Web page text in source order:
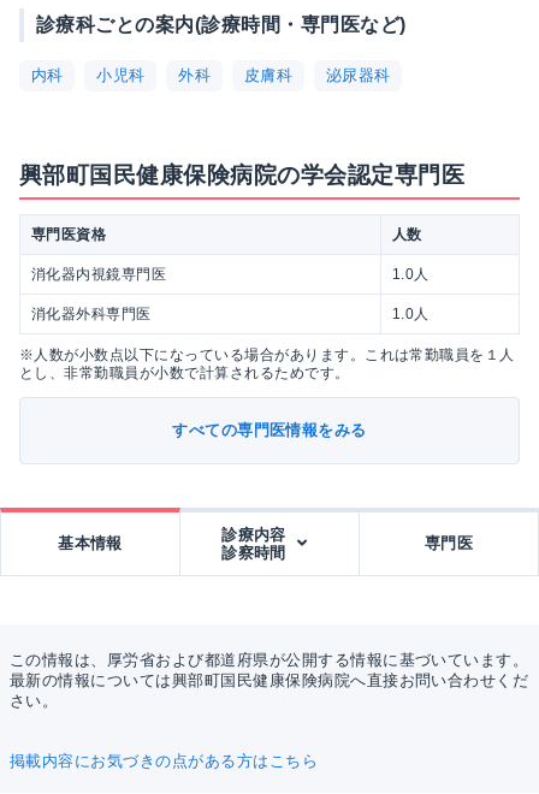
診療科ごとの案内(診療時間・専門医など)
内科 小児科 外科 皮膚科 泌尿器科
興部町国民健康保険病院の学会認定専門医
専門医資格 人数
消化器内視鏡専門医 1.0人
消化器外科専門医 1.0人
※人数が小数点以下になっている場合があります。これは常勤職員を１人
とし、非常勤職員が小数で計算されるためです。
すべての専門医情報をみる
基本情報
診療内容
診察時間
専門医
この情報は、厚労省および都道府県が公開する情報に基づいています。
最新の情報については興部町国民健康保険病院へ直接お問い合わせくだ
さい。
掲載内容にお気づきの点がある方はこちら